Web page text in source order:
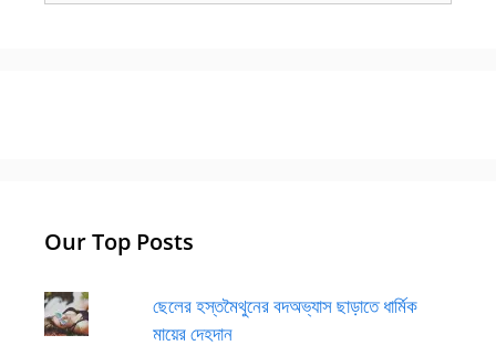
Our Top Posts
ছেলের হস্তমৈথুনের বদঅভ্যাস ছাড়াতে ধার্মিক
মায়ের দেহদান